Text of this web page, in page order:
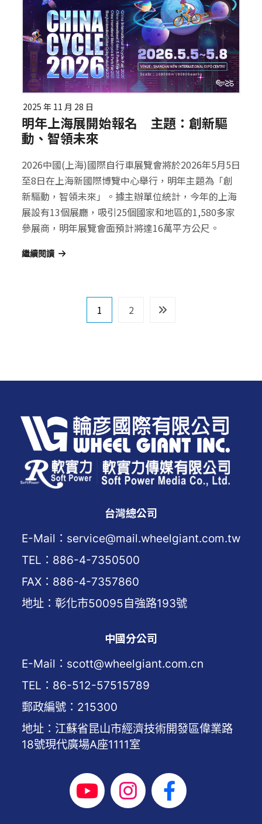
2025 年 11 月 28 日
明年上海展開始報名 主題：創新驅
動、智領未來
2026中國(上海)國際自行車展覽會將於2026年5月5日
至8日在上海新國際博覽中心舉行，明年主題為「創
新驅動，智領未來」。據主辦單位統計，今年的上海
展設有13個展廳，吸引25個國家和地區的1,580多家
參展商，明年展覽會面預計將達16萬平方公尺。
繼續閱讀
1 2
台灣總公司
E-Mail：service@mail.wheelgiant.com.tw
TEL：886-4-7350500
FAX：886-4-7357860
地址：彰化市50095自強路193號
中國分公司
E-Mail：scott@wheelgiant.com.cn
TEL：86-512-57515789
郵政編號：215300
地址：江蘇省昆山市經濟技術開發區偉業路
18號現代廣場A座1111室